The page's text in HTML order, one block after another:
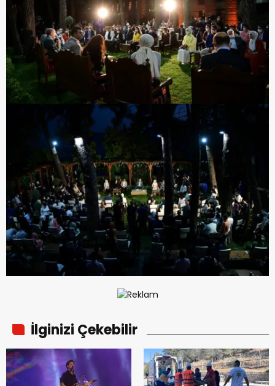
İlginizi Çekebilir